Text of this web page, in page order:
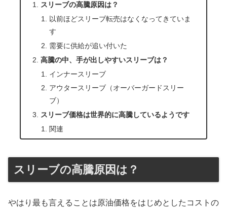
スリーブの高騰原因は？
以前ほどスリーブ転売はなくなってきていま
す
需要に供給が追い付いた
高騰の中、手が出しやすいスリーブは？
インナースリーブ
アウタースリーブ（オーバーガードスリー
ブ）
スリーブ価格は世界的に高騰しているようです
関連
スリーブの高騰原因は？
やはり最も言えることは原油価格をはじめとしたコストの